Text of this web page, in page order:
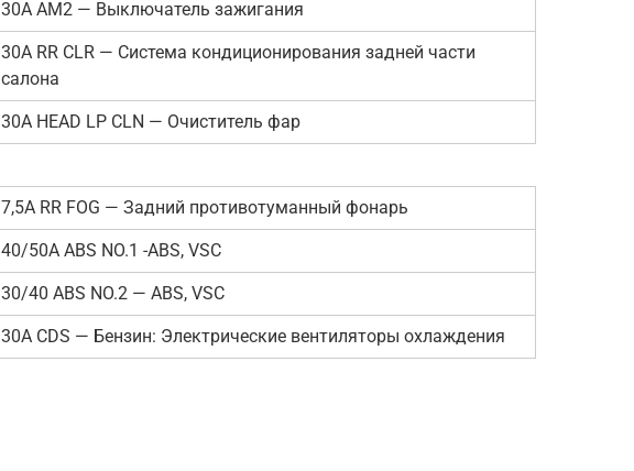
30A AM2 — Выключатель зажигания
30A RR CLR — Система кондиционирования задней части
салона
30A HEAD LP CLN — Очиститель фар
7,5A RR FOG — Задний противотуманный фонарь
40/50A ABS NO.1 -ABS, VSC
30/40 ABS NO.2 — ABS, VSC
30A CDS — Бензин: Электрические вентиляторы охлаждения